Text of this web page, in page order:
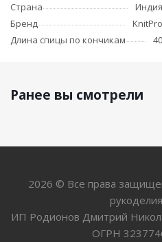
Страна
Индия
Бренд
KnitPro
Длина спицы по кончикам
40
Ранее вы смотрели
2026 © Все права
ИП Родионов Дмитрий
ОГРН